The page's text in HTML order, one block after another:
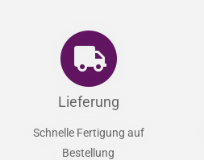
Lieferung
Schnelle Fertigung auf
Bestellung